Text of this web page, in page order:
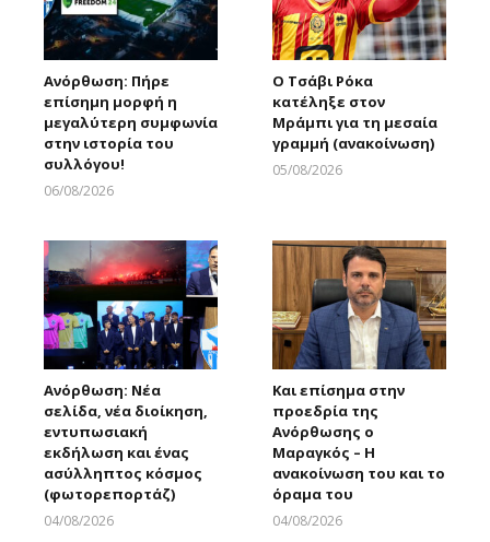
Ανόρθωση: Πήρε
επίσημη μορφή η
μεγαλύτερη συμφωνία
στην ιστορία του
συλλόγου!
06/08/2026
Ο Τσάβι Ρόκα
κατέληξε στον
Μράμπι για τη μεσαία
γραμμή (ανακοίνωση)
05/08/2026
Ανόρθωση: Νέα
σελίδα, νέα διοίκηση,
εντυπωσιακή
εκδήλωση και ένας
ασύλληπτος κόσμος
(φωτορεπορτάζ)
04/08/2026
Και επίσημα στην
προεδρία της
Ανόρθωσης ο
Μαραγκός – Η
ανακοίνωση του και το
όραμα του
04/08/2026